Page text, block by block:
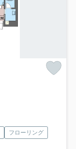
フローリング